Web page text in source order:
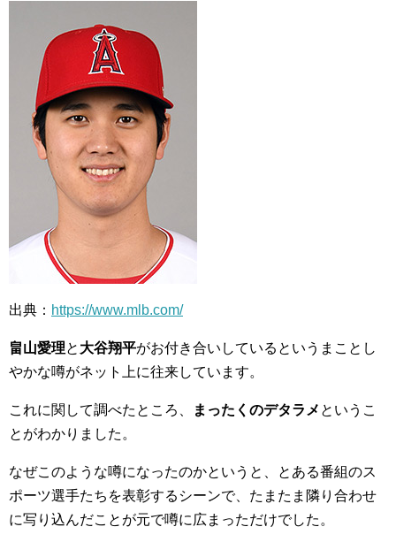
出典： https://www.mlb.com/
畠山愛理と 大谷翔平がお付き合いしているというまことし
やかな噂がネット上に往来しています。
これに関して調べたところ、 まったくのデタラメ というこ
とがわかりました。
なぜこのような噂になったのかというと、とある番組のス
ポーツ選手たちを表彰するシーンで、たまたま隣り合わせ
に写り込んだことが元で噂に広まっただけでした。